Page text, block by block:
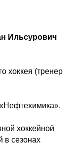
Ильсурович
хоккея (тренер
хоккейной
в сезонах